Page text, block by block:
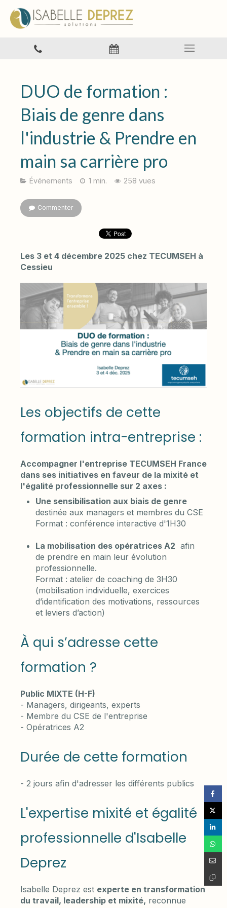
DUO de formation :
Biais de genre dans
l'industrie & Prendre en
main sa carrière pro
Événements 1 min. 258 vues
Commenter
Les 3 et 4 décembre 2025 chez TECUMSEH à
Cessieu
Les objectifs de cette
formation intra-entreprise :
Accompagner l'entreprise TECUMSEH France
dans ses initiatives en faveur de la mixité et
l'égalité professionnelle sur 2 axes :
Une sensibilisation aux biais de genre
destinée aux managers et membres du CSE
Format : conférence interactive d'1H30
La mobilisation des opératrices A2 afin
de prendre en main leur évolution
professionnelle.
Format : atelier de coaching de 3H30
(mobilisation individuelle, exercices
d’identification des motivations, ressources
et leviers d’action)
À qui s’adresse cette
formation ?
Public MIXTE (H-F)
- Managers, dirigeants, experts
- Membre du CSE de l'entreprise
- Opératrices A2
Durée de cette formation
- 2 jours afin d'adresser les différents publics
L'expertise mixité et égalité
professionnelle d'Isabelle
Deprez
Isabelle Deprez est experte en transformation
du travail, leadership et mixité, reconnue